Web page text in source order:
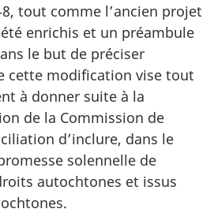
tout comme l’ancien projet
enrichis et un préambule
le but de préciser
cette modification vise tout
à donner suite à la
de la Commission de
d’inclure, dans le
solennelle de
autochtones et issus